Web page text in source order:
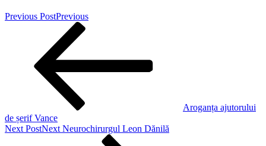
Previous PostPrevious
Aroganța ajutorului
de șerif Vance
Next PostNext Neurochirurgul Leon Dănilă